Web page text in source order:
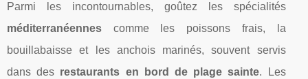
Parmi les incontournables, goûtez les spécialités
méditerranéennes comme les poissons frais, la
bouillabaisse et les anchois marinés, souvent servis
dans des restaurants en bord de plage sainte. Les